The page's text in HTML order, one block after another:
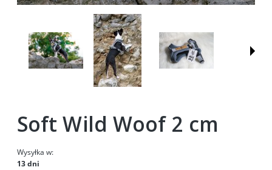
Soft Wild Woof 2 cm
Wysyłka w:
13 dni